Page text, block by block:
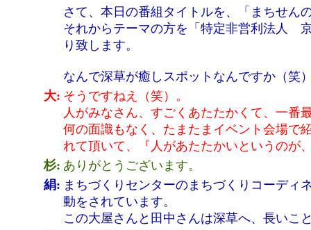
さて、本日の番組タイトルを、「まちせん
それからテーマの方を「特定非営利法人
り致します。
なんで深草が癒しスポットなんですか（笑
大: そうですねえ（笑）。
人がみなさん、すごくあたたかくて、一番
何の面識もなく、たまたまイベント会場で
れて頂いて、『人があたたかいというのが
杉: ありがとうございます。
絹: まちづくりセンターのまちづくりコーディ
動をされています。
この大屋さんと田中さんは深草へ、長いこ